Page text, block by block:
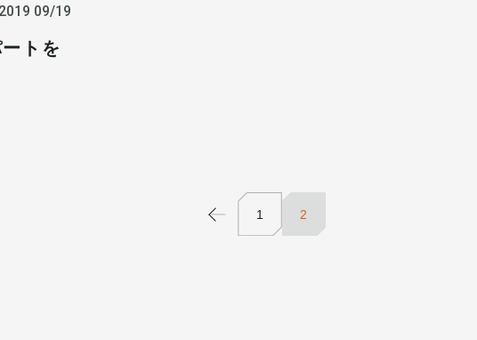
2019 09/19
トを
1 2